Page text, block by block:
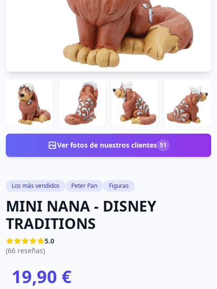
Ver fotos de nuestros clientes 51
Los más vendidos Peter Pan Figuras
MINI NANA - DISNEY
TRADITIONS
5.0
(66 reseñas)
19,90 €